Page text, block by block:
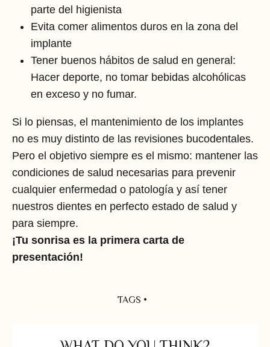
parte del higienista
Evita comer alimentos duros en la zona del
implante
Tener buenos hábitos de salud en general:
Hacer deporte, no tomar bebidas alcohólicas
en exceso y no fumar.
Si lo piensas, el mantenimiento de los implantes
no es muy distinto de las revisiones bucodentales.
Pero el objetivo siempre es el mismo: mantener las
condiciones de salud necesarias para prevenir
cualquier enfermedad o patología y así tener
nuestros dientes en perfecto estado de salud y
para siempre.
¡Tu sonrisa es la primera carta de
presentación!
TAGS •